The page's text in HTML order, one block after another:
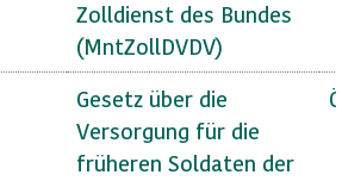
Zolldienst des Bundes
(MntZollDVDV)
Gesetz über die
Versorgung für die
früheren Soldaten der